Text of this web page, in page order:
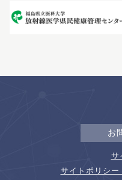
お
サ
サイトポリシー